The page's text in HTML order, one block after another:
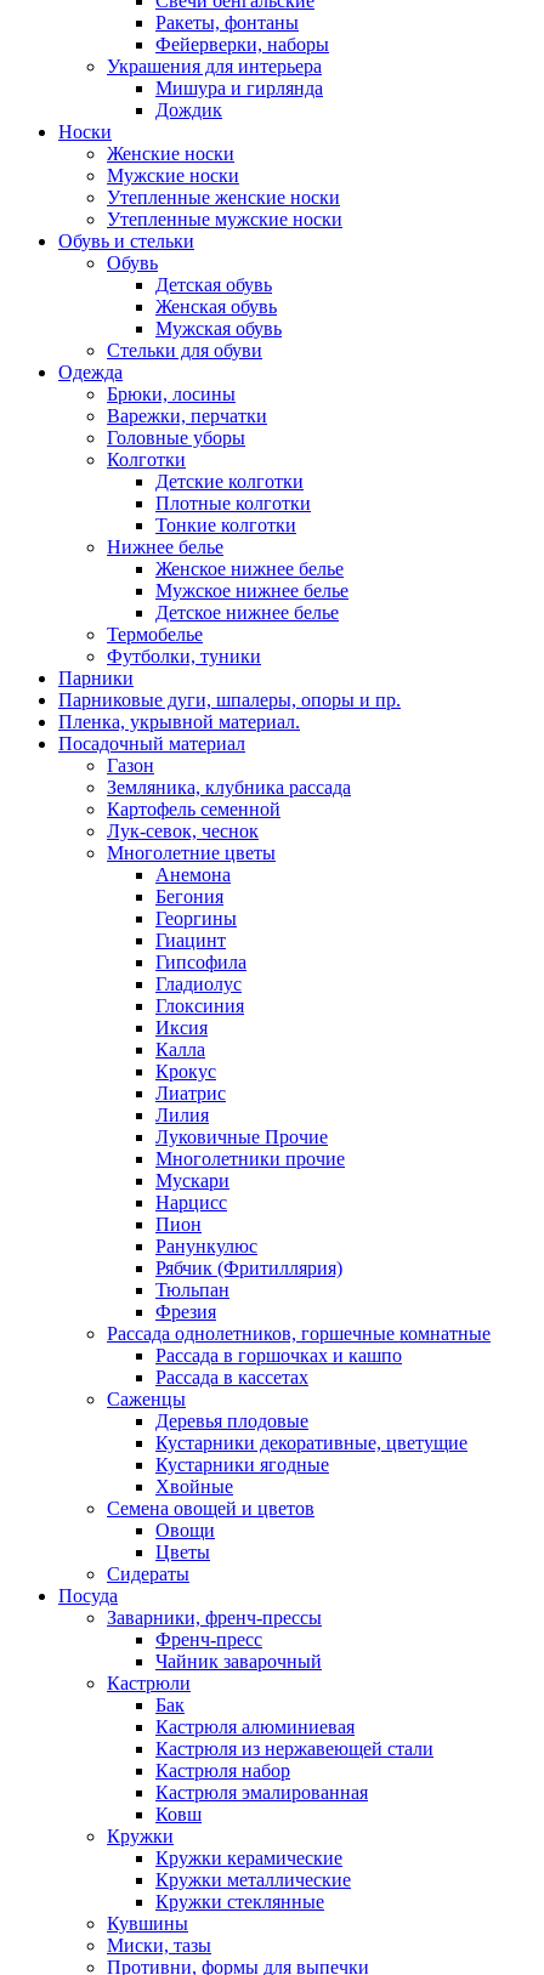
Ракеты, фонтаны
Фейерверки, наборы
Украшения для интерьера
Мишура и гирлянда
Дождик
Носки
Женские носки
Мужские носки
Утепленные женские носки
Утепленные мужские носки
Обувь и стельки
Обувь
Детская обувь
Женская обувь
Мужская обувь
Стельки для обуви
Одежда
Брюки, лосины
Варежки, перчатки
Головные уборы
Колготки
Детские колготки
Плотные колготки
Тонкие колготки
Нижнее белье
Женское нижнее белье
Мужское нижнее белье
Детское нижнее белье
Термобелье
Футболки, туники
Парники
Парниковые дуги, шпалеры, опоры и пр.
Пленка, укрывной материал.
Посадочный материал
Газон
Земляника, клубника рассада
Картофель семенной
Лук-севок, чеснок
Многолетние цветы
Анемона
Бегония
Георгины
Гиацинт
Гипсофила
Гладиолус
Глоксиния
Иксия
Калла
Крокус
Лиатрис
Лилия
Луковичные Прочие
Многолетники прочие
Мускари
Нарцисс
Пион
Ранункулюс
Рябчик (Фритиллярия)
Тюльпан
Фрезия
Рассада однолетников, горшечные комнатные
Рассада в горшочках и кашпо
Рассада в кассетах
Саженцы
Деревья плодовые
Кустарники декоративные, цветущие
Кустарники ягодные
Хвойные
Семена овощей и цветов
Овощи
Цветы
Сидераты
Посуда
Заварники, френч-прессы
Френч-пресс
Чайник заварочный
Кастрюли
Бак
Кастрюля алюминиевая
Кастрюля из нержавеющей стали
Кастрюля набор
Кастрюля эмалированная
Ковш
Кружки
Кружки керамические
Кружки металлические
Кружки стеклянные
Кувшины
Миски, тазы
Противни, формы для выпечки